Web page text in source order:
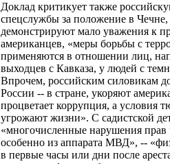
Доклад критикует также
спецслужбы за положение в
демонстрируют мало уважения к
американцев, «меры борьбы с
применяются в отношении лиц,
выходцев с Кавказа, у людей с
Впрочем, российским силовикам
России -- в стране, укоряют
процветает коррупция, а условия
угрожают жизни». С садистской
«многочисленные нарушения прав
особенно из аппарата МВД», --
в первые часы или дни после